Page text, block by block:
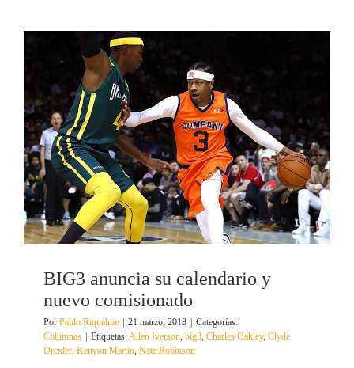
BIG3 anuncia su calendario y
nuevo comisionado
Por Pablo Riquelme 21 marzo, 2018
Categorías:
Columnas
Etiquetas:Allen Iverson, big3, Charles Oakley, Clyde
Drexler, Kenyon Martin, Nate Robinson